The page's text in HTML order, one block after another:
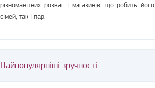
різноманітних розваг і магазинів, що робить
сімей, так і пар.
Найпопулярніші зручності